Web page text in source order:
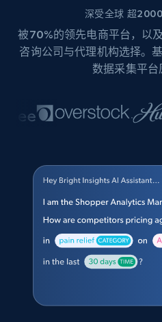
深受全球 超
被70%的领先电商平台，以
咨询公司与代理机构选择。
数据采集平台